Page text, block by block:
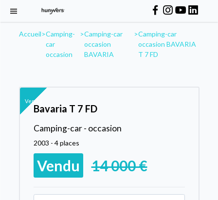
Accueil>Camping-
car
occasion
>Camping-car
occasion
BAVARIA
>Camping-car
occasion BAVARIA
T 7 FD
Vendu
Bavaria T 7 FD
Camping-car - occasion
2003 - 4 places
Vendu 14 000 €